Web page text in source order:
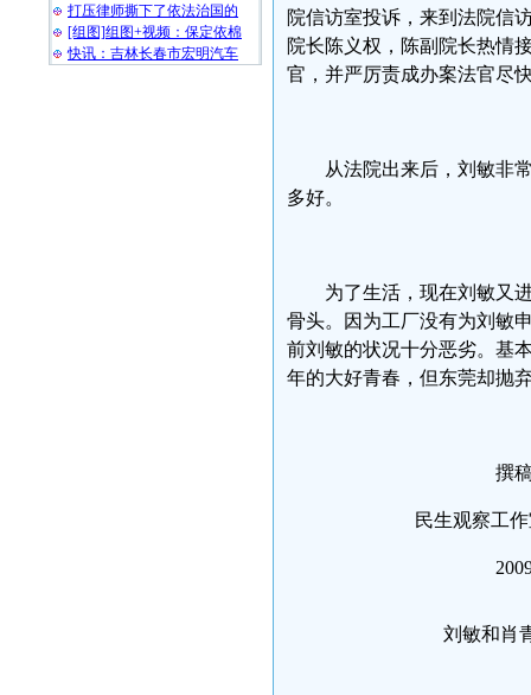
打压律师撕下了依法治国的
[组图]组图+视频：保定依棉
快讯：吉林长春市宏明汽车
院信访室投诉，来到法院信
院长陈义权，陈副院长热情
官，并严厉责成办案法官尽
从法院出来后，刘敏非
多好。
为了生活，现在刘敏又
骨头。因为工厂没有为刘敏
前刘敏的状况十分恶劣。基
年的大好青春，但东莞却抛
撰稿：肖
民生观察工作
2009、5
刘敏和肖青